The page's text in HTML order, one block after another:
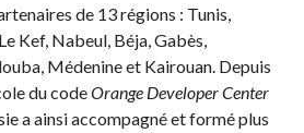
de 13 régions : Tunis,
Kef, Nabeul, Béja, Gabès,
Médenine et Kairouan. Depuis
du codeOrange Developer Center
a ainsi accompagné et formé plus